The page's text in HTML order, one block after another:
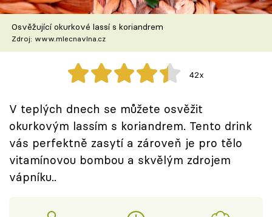
Recepty z TV
Speciál: Cuketa
Těhotnej kuchař
Sledujte prima+
Přihlášení
Osvěžující okurkové lassí s koriandrem
Zdroj: www.mlecnavlna.cz
42x
V teplých dnech se můžete osvěžit
okurkovým lassím s koriandrem. Tento drink
vás perfektně zasytí a zároveň je pro tělo
vitamínovou bombou a skvělým zdrojem
vápníku..